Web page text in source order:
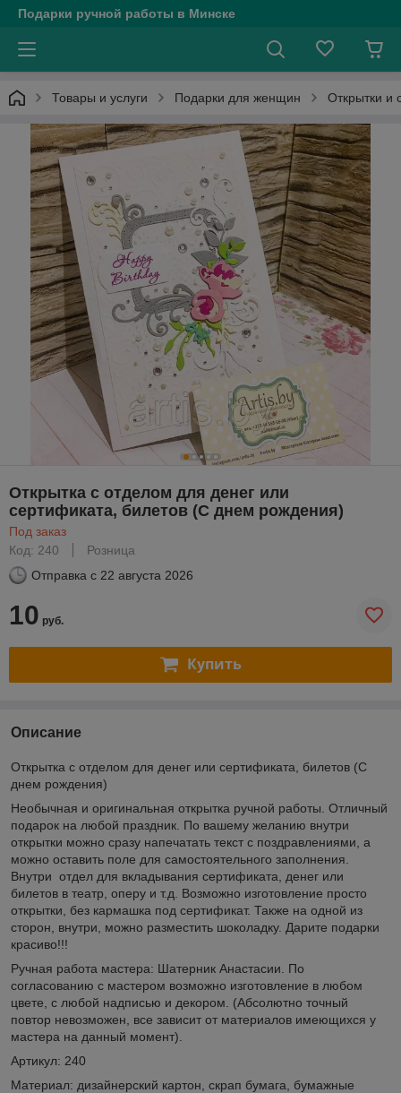
Подарки ручной работы в Минске
Товары и услуги Подарки для женщин Открытки и
Открытка с отделом для денег или
сертификата, билетов (С днем рождения)
Под заказ
Код: 240
Розница
Отправка с 22 августа 2026
10 руб.
Купить
Описание
Открытка с отделом для денег или сертификата, билетов (С
днем рождения)
Необычная и оригинальная открытка ручной работы. Отличный
подарок на любой праздник. По вашему желанию внутри
открытки можно сразу напечатать текст с поздравлениями, а
можно оставить поле для самостоятельного заполнения.
Внутри отдел для вкладывания сертификата, денег или
билетов в театр, оперу и т.д. Возможно изготовление просто
открытки, без кармашка под сертификат. Также на одной из
сторон, внутри, можно разместить шоколадку. Дарите подарки
красиво!!!
Ручная работа мастера: Шатерник Анастасии. По
согласованию с мастером возможно изготовление в любом
цвете, с любой надписью и декором. (Абсолютно точный
повтор невозможен, все зависит от материалов имеющихся у
мастера на данный момент).
Артикул: 240
Материал: дизайнерский картон, скрап бумага, бумажные